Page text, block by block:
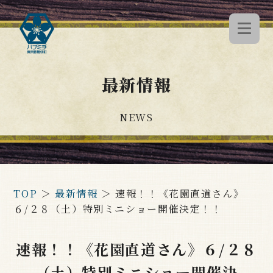
最新情報
NEWS
TOP ＞最新情報 ＞速報！！《花園直道さん》
６/２８（土）特別ミニショー開催決定！！
速報！！《花園直道さん》６/２８